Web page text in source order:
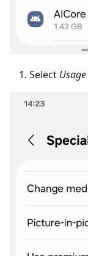
Select